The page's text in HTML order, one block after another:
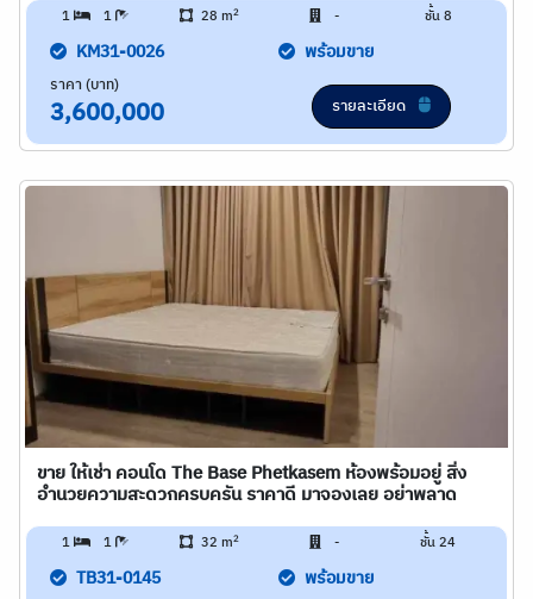
1 1 28 m2 - ชั้น 8
KM31-0026 พร้อมขาย
ราคา (บาท)
3,600,000 รายละเอียด
ขาย ให้เช่า คอนโด The Base Phetkasem ห้องพร้อมอยู่ สิ่ง
อำนวยความสะดวกครบครัน ราคาดี มาจองเลย อย่าพลาด
1 1 32 m2 - ชั้น 24
TB31-0145 พร้อมขาย